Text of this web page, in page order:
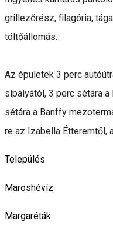
grillezőrész, filagória,
töltőállomás.
Az épületek 3 perc
sípályától, 3 perc sétára
sétára a Banffy
re az Izabella Étteremtől,
Település
Maroshévíz
Margaréták